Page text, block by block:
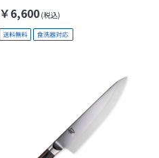
￥6,600